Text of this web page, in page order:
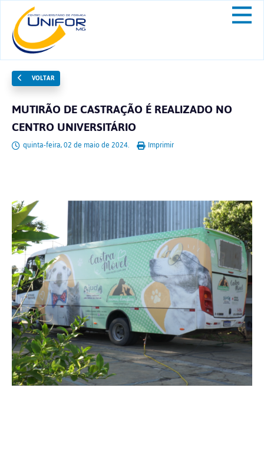
VOLTAR
MUTIRÃO DE CASTRAÇÃO É REALIZADO NO
CENTRO UNIVERSITÁRIO
quinta-feira, 02 de maio de 2024. Imprimir